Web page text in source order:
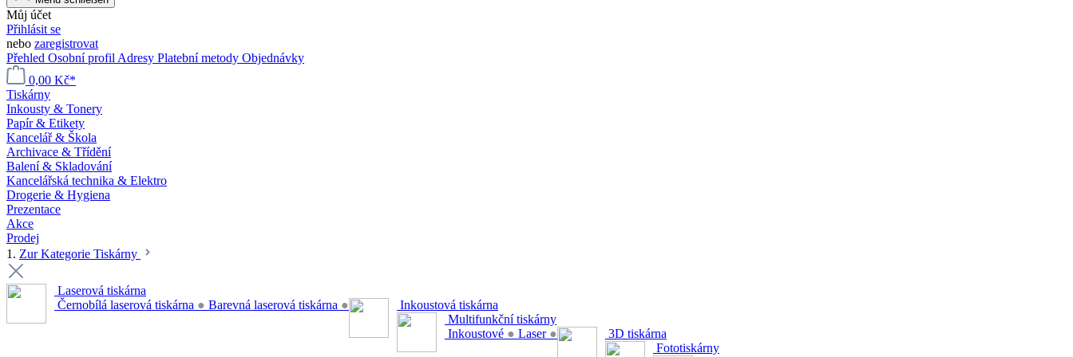
Můj účet
Přihlásit se
nebo zaregistrovat
Přehled Osobní profil Adresy Platební metody Objednávky
0,00 Kč*
Tiskárny
Inkousty & Tonery
Papír & Etikety
Kancelář & Škola
Archivace & Třídění
Balení & Skladování
Kancelářská technika & Elektro
Drogerie & Hygiena
Prezentace
Akce
Prodej
1. Zur Kategorie Tiskárny
Laserová tiskárna
Černobílá laserová tiskárna ● Barevná laserová tiskárna ●
Inkoustová tiskárna
Multifunkční tiskárny
Inkoustové ● Laser ●
3D tiskárna
Fototiskárny